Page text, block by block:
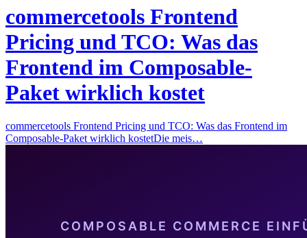
commercetools Frontend
Pricing und TCO: Was das
Frontend im Composable-
Paket wirklich kostet
commercetools Frontend Pricing und TCO: Was das Frontend im
Composable-Paket wirklich kostetDie meis…